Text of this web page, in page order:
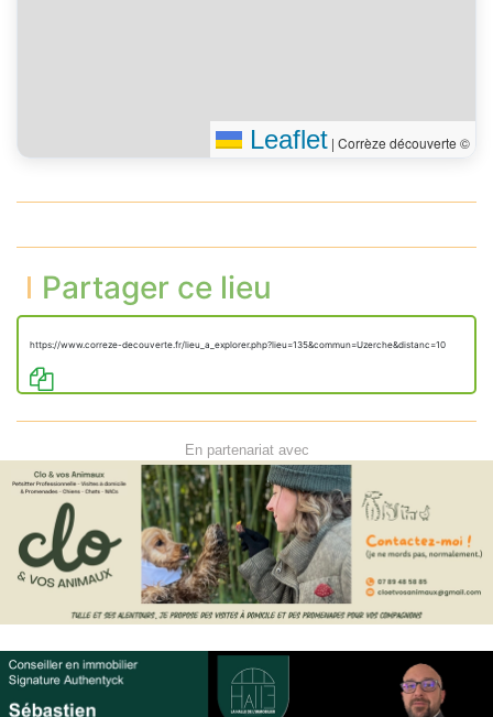
Leaflet | Corrèze découverte ©
Partager ce lieu
https://www.correze-decouverte.fr/lieu_a_explorer.php?lieu=135&commun=Uzerche&distanc=10
En partenariat avec